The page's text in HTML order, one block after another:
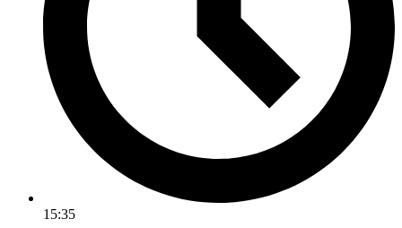
15:35